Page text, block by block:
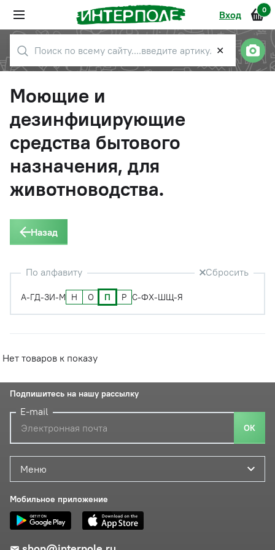
Вход 0
✕
Моющие и
дезинфицирующие
средства бытового
назначения, для
животноводства.
Назад
По алфавиту Сбросить
А-ГД-ЗИ-М Н О П Р С-ФХ-ШЩ-Я
Нет товаров к показу
Меню
Мобильное приложение
Подпишитесь на нашу рассылку
E-mail
ОК